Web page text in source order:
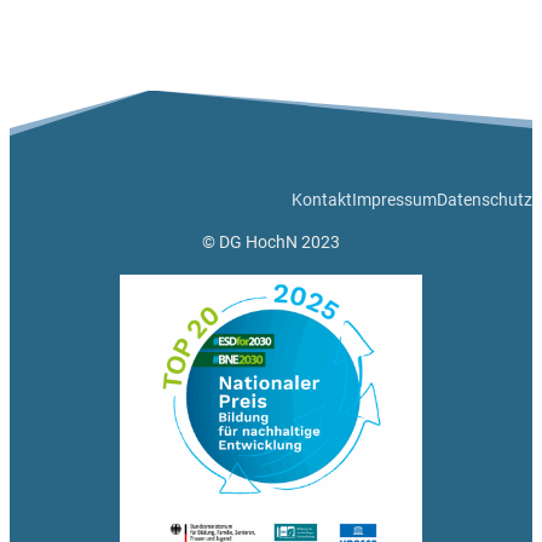
KontaktImpressumDatenschutz
© DG HochN 2023